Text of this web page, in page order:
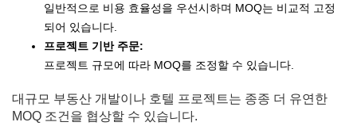
일반적으로 비용 효율성을 우선시하며 MOQ는 비교적 고정
되어 있습니다.
프로젝트 기반 주문:
프로젝트 규모에 따라 MOQ를 조정할 수 있습니다.
대규모 부동산 개발이나 호텔 프로젝트는 종종 더 유연한
MOQ 조건을 협상할 수 있습니다.